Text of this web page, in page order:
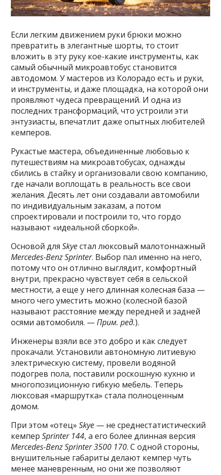
Если легким движением руки брюки можно
превратить в элегантные шорты, то стоит
вложить в эту руку кое-какие инструменты, как
самый обычный микроавтобус становится
автодомом. У мастеров из Колорадо есть и руки,
и инструменты, и даже площадка, на которой они
проявляют чудеса превращений. И одна из
последних трансформаций, что устроили эти
энтузиасты, впечатлит даже опытных любителей
кемперов.
Рукастые мастера, объединенные любовью к
путешествиям на микроавтобусах, однажды
сбились в стайку и организовали свою компанию,
где начали воплощать в реальность все свои
желания. Десять лет они создавали автомобили
по индивидуальным заказам, а потом
спроектировали и построили то, что гордо
называют «идеальной сборкой».
Основой дляSkyeстал люксовый малотоннажный
Mercedes-Benz Sprinter. Выбор пал именно на него,
потому что он отлично выглядит, комфортный
внутри, прекрасно чувствует себя в сельской
местности, а еще у него длинная колесная база —
много чего уместить можно (колесной базой
называют расстояние между передней и задней
осями автомобиля. —Прим. ред.).
Инженеры взяли все это добро и как следует
прокачали. Установили автономную литиевую
электрическую систему, провели водяной
подогрев пола, поставили роскошную кухню и
многопозиционную гибкую мебель. Теперь
люксовая «маршрутка» стала полноценным
домом.
При этом «отец»Skye — не среднестатистический
кемперSprinter 144, а его более длинная версия
Mercedes-Benz Sprinter 3500 170. С одной стороны,
внушительные габариты делают кемпер чуть
менее маневренным, но они же позволяют